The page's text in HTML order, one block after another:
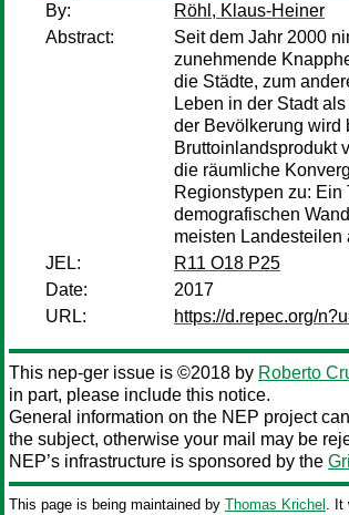
By:
Röhl, Klaus-Heiner
Abstract:
Seit dem Jahr 2000
zunehmende
die Städte, zum
Leben in der Stadt
der Bevölkerung wird
Bruttoinlandsprodukt
die räumliche
Regionstypen zu:
demografischen
meisten
JEL:
R11 O18 P25
Date:
2017
URL:
https://d.repec.org/
This nep-ger issue is ©2018 by Roberto
in part, please include this notice.
General information on the NEP project
the subject, otherwise your mail may be
NEP’s infrastructure is sponsored by the
This page is being maintained by Thomas Krichel . It